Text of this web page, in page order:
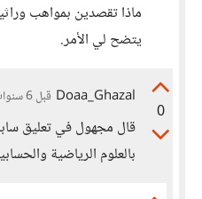
ماذا تقصدين بمواهب
يتضح لي الأمر.
0
Doaa_Ghazal قبل 6 سنوات
قال مجهول في تعليق
بالعلوم الرياضية